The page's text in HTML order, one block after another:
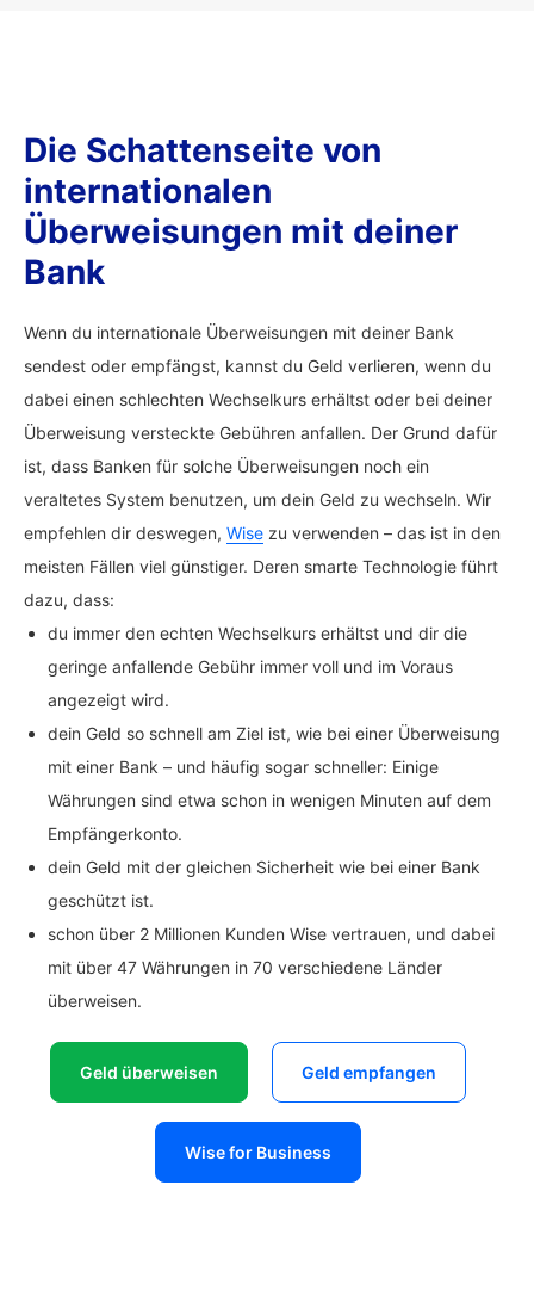
Die Schattenseite von
internationalen
Überweisungen mit deiner
Bank
Wenn du internationale Überweisungen mit deiner Bank
sendest oder empfängst, kannst du Geld verlieren, wenn du
dabei einen schlechten Wechselkurs erhältst oder bei deiner
Überweisung versteckte Gebühren anfallen. Der Grund dafür
ist, dass Banken für solche Überweisungen noch ein
veraltetes System benutzen, um dein Geld zu wechseln. Wir
empfehlen dir deswegen, Wise zu verwenden – das ist in den
meisten Fällen viel günstiger. Deren smarte Technologie führt
dazu, dass:
du immer den echten Wechselkurs erhältst und dir die
geringe anfallende Gebühr immer voll und im Voraus
angezeigt wird.
dein Geld so schnell am Ziel ist, wie bei einer Überweisung
mit einer Bank – und häufig sogar schneller: Einige
Währungen sind etwa schon in wenigen Minuten auf dem
Empfängerkonto.
dein Geld mit der gleichen Sicherheit wie bei einer Bank
geschützt ist.
schon über 2 Millionen Kunden Wise vertrauen, und dabei
mit über 47 Währungen in 70 verschiedene Länder
überweisen.
Geld überweisen Geld empfangen
Wise for Business